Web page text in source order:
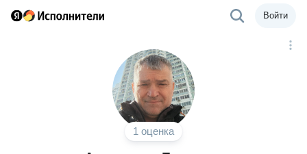
Войти
1 оценка